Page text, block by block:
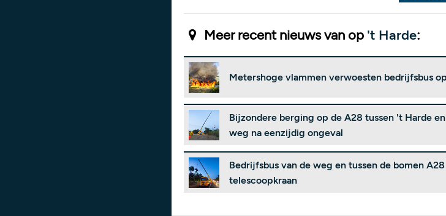
Meer recent nieuws van op 't Harde:
Metershoge vlammen verwoesten bedrijfsbus
Bijzondere berging op de A28 tussen 't Harde
weg na eenzijdig ongeval
Bedrijfsbus van de weg en tussen de bomen
telescoopkraan